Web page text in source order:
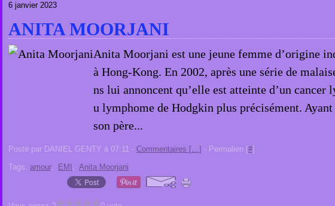
6 janvier 2023
ANITA MOORJANI
Anita Moorjani est une jeune femme d’origine
à Hong-Kong. En 2002, après une série de
ns lui annoncent qu’elle est atteinte d’un cancer
u lymphome de Hodgkin plus précisément.
son père...
Posté par DANIEL GENTY à 07:11 - Commentaires […] - Permalien [#]
Tags: amour, EMI , Anita Moorjani